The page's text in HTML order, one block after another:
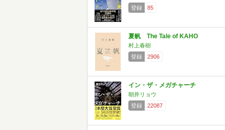
登録
85
夏帆 The Tale of KAHO
村上春樹
登録
2906
イン・ザ・メガチャーチ
朝井リョウ
登録
22087